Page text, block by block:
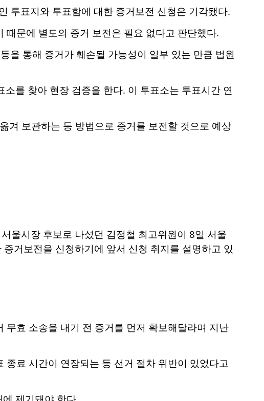
투표지와 투표함에 대한 증거보전 신청은 기각됐다.
문에 별도의 증거 보전은 필요 없다고 판단했다.
을 통해 증거가 훼손될 가능성이 일부 있는 만큼 법원
를 찾아 현장 검증을 한다. 이 투표소는 투표시간 연
겨 보관하는 등 방법으로 증거를 보전할 것으로 예상
울시장 후보로 나섰던 김정철 최고위원이 8일 서울
거보전을 신청하기에 앞서 신청 취지를 설명하고 있
효 소송을 내기 전 증거를 먼저 확보해달라며 지난
료 시간이 연장되는 등 선거 절차 위반이 있었다고